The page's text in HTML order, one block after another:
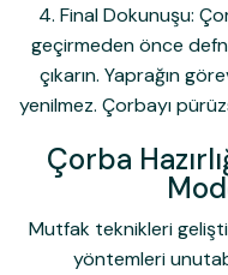
4. Final Dokunuşu:
geçirmeden önce
çıkarın. Yaprağın
yenilmez. Çorbayı
Çorba
Mutfak teknikleri
yöntemleri
E-posta adresinizi girerek